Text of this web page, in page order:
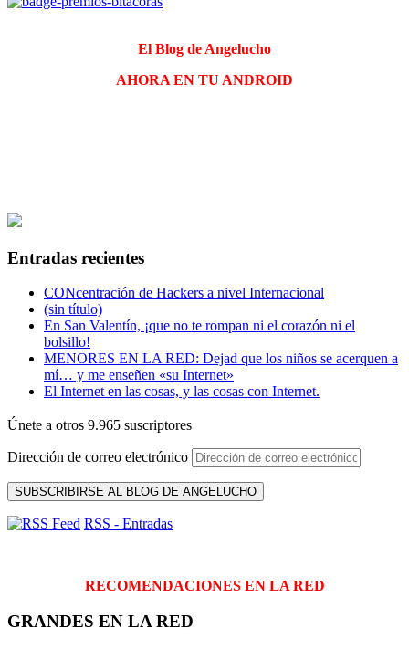
El Blog de Angelucho
AHORA EN TU ANDROID
Entradas recientes
CONcentración de Hackers a nivel Internacional
(sin título)
En San Valentín, ¡que no te rompan ni el corazón ni el
bolsillo!
MENORES EN LA RED: Dejad que los niños se acerquen a
mí… y me enseñen «su Internet»
El Internet en las cosas, y las cosas con Internet.
Únete a otros 9.965 suscriptores
Dirección de correo electrónico
SUBSCRIBIRSE AL BLOG DE ANGELUCHO
RSS - Entradas
RECOMENDACIONES EN LA RED
GRANDES EN LA RED